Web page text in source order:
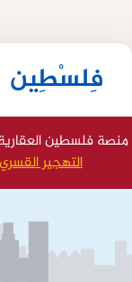
فِلسْطِين
منصة فلسطين
التهجير